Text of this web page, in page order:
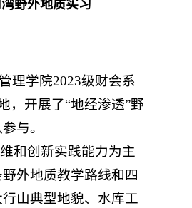
野外地质实习
理学院2023级财会系
，开展了“地经渗透”野
与。
和创新实践能力为主
外地质教学路线和四
山典型地貌、水库工